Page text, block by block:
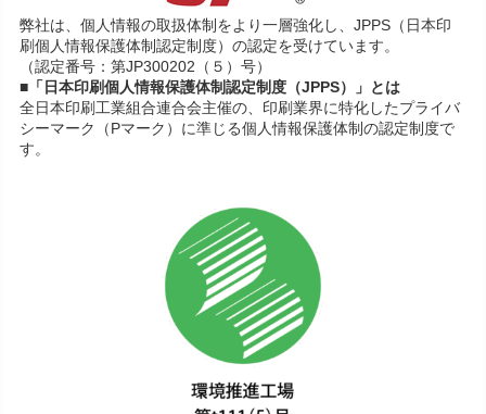
弊社は、個人情報の取扱体制をより一層強化し、JPPS（日本印
刷個人情報保護体制認定制度）の認定を受けています。
（認定番号：第JP300202（５）号）
■「日本印刷個人情報保護体制認定制度（JPPS）」とは
全日本印刷工業組合連合会主催の、印刷業界に特化したプライバ
シーマーク（Pマーク）に準じる個人情報保護体制の認定制度で
す。